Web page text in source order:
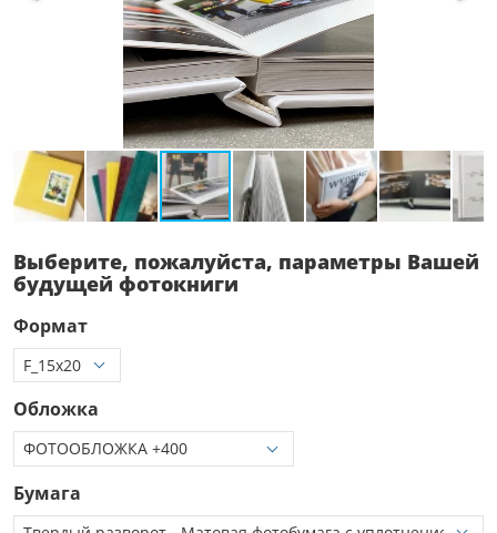
Выберите, пожалуйста, параметры Вашей
будущей фотокниги
Формат
Обложка
Бумага